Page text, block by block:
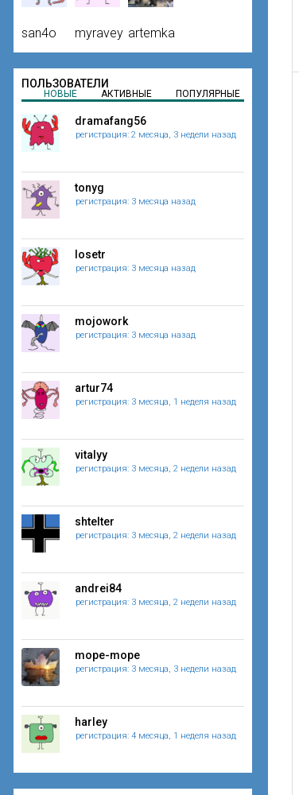
san4o myravey artemka
ПОЛЬЗОВАТЕЛИ
НОВЫЕ АКТИВНЫЕ ПОПУЛЯРНЫЕ
dramafang56
регистрация: 2 месяца, 3 недели назад
tonyg
регистрация: 3 месяца назад
losetr
регистрация: 3 месяца назад
mojowork
регистрация: 3 месяца назад
artur74
регистрация: 3 месяца, 1 неделя назад
vitalyy
регистрация: 3 месяца, 2 недели назад
shtelter
регистрация: 3 месяца, 2 недели назад
andrei84
регистрация: 3 месяца, 2 недели назад
mope-mope
регистрация: 3 месяца, 3 недели назад
harley
регистрация: 4 месяца, 1 неделя назад